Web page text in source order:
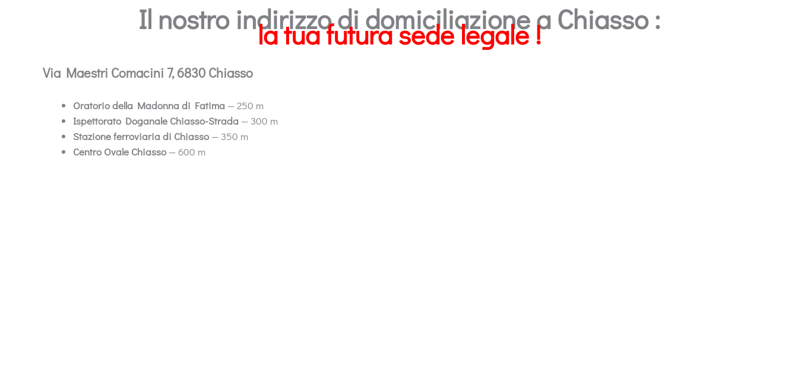
Il nostro indirizzo di domiciliazione a Chiasso :
la tua futura sede legale !
Via Maestri Comacini 7, 6830 Chiasso
Oratorio della Madonna di Fatima — 250 m
Ispettorato Doganale Chiasso-Strada — 300 m
Stazione ferroviaria di Chiasso — 350 m
Centro Ovale Chiasso — 600 m